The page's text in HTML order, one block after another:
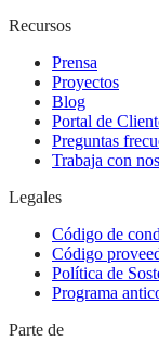
Recursos
Prensa
Proyectos
Blog
Portal de
Preguntas
Trabaja con
Legales
Código de
Código
Política de
Programa
Parte de